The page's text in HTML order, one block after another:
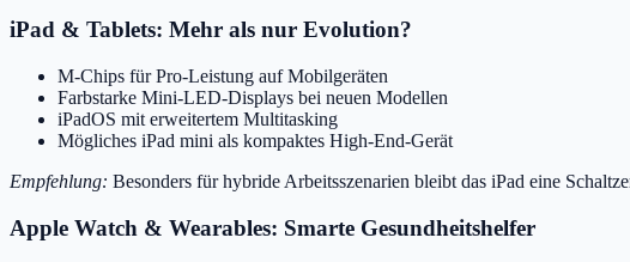
iPad & Tablets: Mehr als nur Evolution?
M-Chips für Pro-Leistung auf Mobilgeräten
Farbstarke Mini-LED-Displays bei neuen Modellen
iPadOS mit erweitertem Multitasking
Mögliches iPad mini als kompaktes High-End-Gerät
Empfehlung: Besonders für hybride Arbeitsszenarien bleibt das iPad eine
Apple Watch & Wearables: Smarte Gesundheitshelfer